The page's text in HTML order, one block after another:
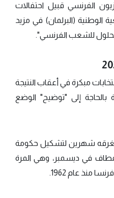
الفرنسي قبيل احتفالات
الوطنية (البرلمان) في مزيد
للشعب الفرنسي".
مبكرة في أعقاب النتيجة
بالحاجة إلى "توضيح" الوضع
شهرين لتشكيل حكومة
في ديسمبر، وهي المرة
منذ عام 1962.